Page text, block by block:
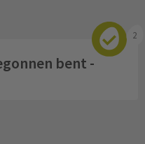
2
bent -